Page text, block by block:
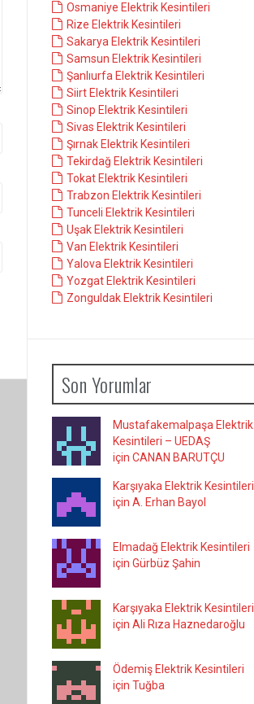
Osmaniye Elektrik Kesintileri
Rize Elektrik Kesintileri
Sakarya Elektrik Kesintileri
Samsun Elektrik Kesintileri
Şanlıurfa Elektrik Kesintileri
Siirt Elektrik Kesintileri
Sinop Elektrik Kesintileri
Sivas Elektrik Kesintileri
Şırnak Elektrik Kesintileri
Tekirdağ Elektrik Kesintileri
Tokat Elektrik Kesintileri
Trabzon Elektrik Kesintileri
Tunceli Elektrik Kesintileri
Uşak Elektrik Kesintileri
Van Elektrik Kesintileri
Yalova Elektrik Kesintileri
Yozgat Elektrik Kesintileri
Zonguldak Elektrik Kesintileri
Son Yorumlar
Mustafakemalpaşa Elektrik
Kesintileri – UEDAŞ
için CANAN BARUTÇU
Karşıyaka Elektrik Kesintileri
için A. Erhan Bayol
Elmadağ Elektrik Kesintileri
için Gürbüz Şahin
Karşıyaka Elektrik Kesintileri
için Ali Rıza Haznedaroğlu
Ödemiş Elektrik Kesintileri
için Tuğba